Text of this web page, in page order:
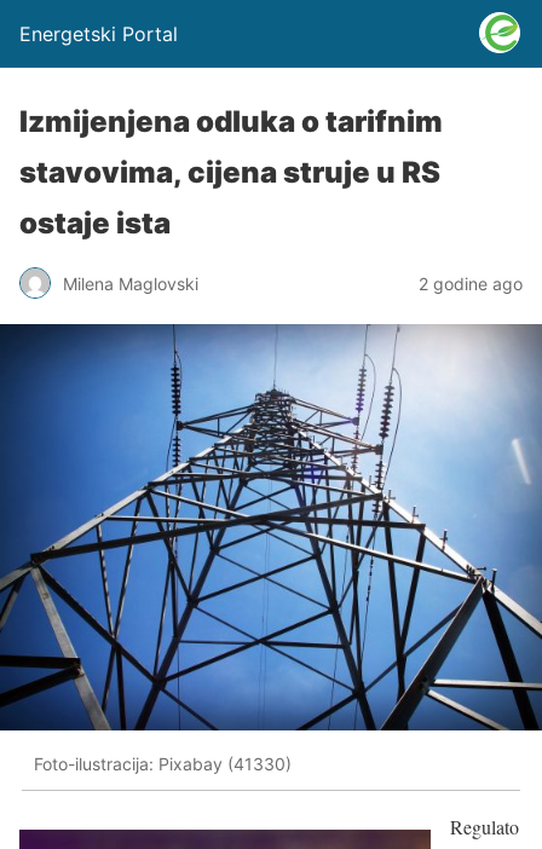
Energetski Portal
Izmijenjena odluka o tarifnim
stavovima, cijena struje u RS
ostaje ista
Milena Maglovski 2 godine ago
Foto-ilustracija: Pixabay (41330)
Regulato